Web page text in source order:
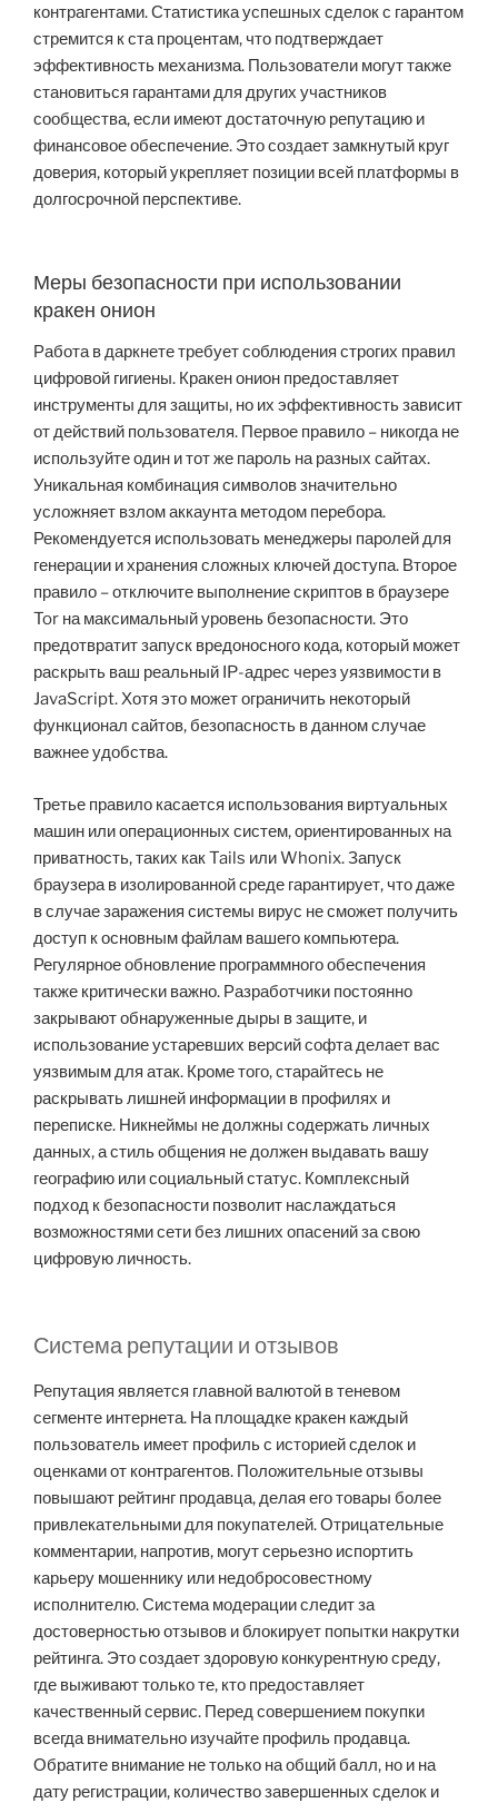
контрагентами. Статистика успешных сделок с гарантом
стремится к ста процентам, что подтверждает
эффективность механизма. Пользователи могут также
становиться гарантами для других участников
сообщества, если имеют достаточную репутацию и
финансовое обеспечение. Это создает замкнутый круг
доверия, который укрепляет позиции всей платформы в
долгосрочной перспективе.
Меры безопасности при использовании
кракен онион
Работа в даркнете требует соблюдения строгих правил
цифровой гигиены. Кракен онион предоставляет
инструменты для защиты, но их эффективность зависит
от действий пользователя. Первое правило – никогда не
используйте один и тот же пароль на разных сайтах.
Уникальная комбинация символов значительно
усложняет взлом аккаунта методом перебора.
Рекомендуется использовать менеджеры паролей для
генерации и хранения сложных ключей доступа. Второе
правило – отключите выполнение скриптов в браузере
Tor на максимальный уровень безопасности. Это
предотвратит запуск вредоносного кода, который может
раскрыть ваш реальный IP-адрес через уязвимости в
JavaScript. Хотя это может ограничить некоторый
функционал сайтов, безопасность в данном случае
важнее удобства.
Третье правило касается использования виртуальных
машин или операционных систем, ориентированных на
приватность, таких как Tails или Whonix. Запуск
браузера в изолированной среде гарантирует, что даже
в случае заражения системы вирус не сможет получить
доступ к основным файлам вашего компьютера.
Регулярное обновление программного обеспечения
также критически важно. Разработчики постоянно
закрывают обнаруженные дыры в защите, и
использование устаревших версий софта делает вас
уязвимым для атак. Кроме того, старайтесь не
раскрывать лишней информации в профилях и
переписке. Никнеймы не должны содержать личных
данных, а стиль общения не должен выдавать вашу
географию или социальный статус. Комплексный
подход к безопасности позволит наслаждаться
возможностями сети без лишних опасений за свою
цифровую личность.
Система репутации и отзывов
Репутация является главной валютой в теневом
сегменте интернета. На площадке кракен каждый
пользователь имеет профиль с историей сделок и
оценками от контрагентов. Положительные отзывы
повышают рейтинг продавца, делая его товары более
привлекательными для покупателей. Отрицательные
комментарии, напротив, могут серьезно испортить
карьеру мошеннику или недобросовестному
исполнителю. Система модерации следит за
достоверностью отзывов и блокирует попытки накрутки
рейтинга. Это создает здоровую конкурентную среду,
где выживают только те, кто предоставляет
качественный сервис. Перед совершением покупки
всегда внимательно изучайте профиль продавца.
Обратите внимание не только на общий балл, но и на
дату регистрации, количество завершенных сделок и